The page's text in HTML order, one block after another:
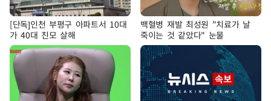
[단독]인천 부평구 아파트서 10대
가 40대 친모 살해
백혈병 재발 최성원 "치료가 날
죽이는 것 같았다" 눈물